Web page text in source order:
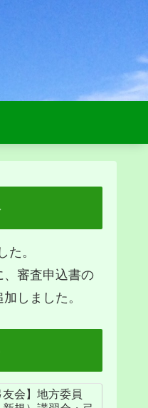
た。
、審査申込書の
しました。
友会】地方委員